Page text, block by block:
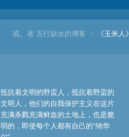
或。者 五行缺水的博客 > 《玉米人》
抵抗着文明的野蛮人，抵抗着野蛮的
文明人，他们的自我保护主义在这片
充满杀戮充满鲜血的土地上，也是脆
弱的，即使每个人都有自己的“纳华